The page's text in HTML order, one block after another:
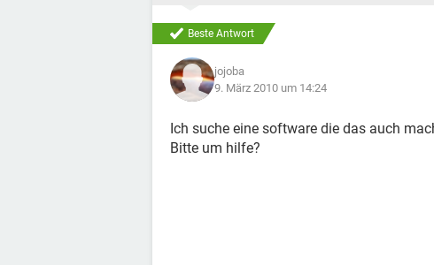
Beste Antwort
jojoba
9. März 2010 um 14:24
Ich suche eine software die das auch
Bitte um hilfe?